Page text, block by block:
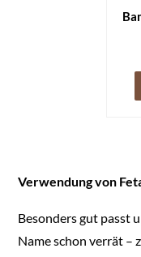
Verwendung von
Besonders gut passt
Name schon verrät –